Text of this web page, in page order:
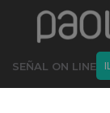
Click acá para
SEÑAL ON LINE